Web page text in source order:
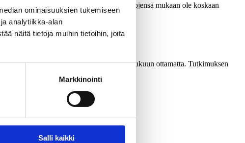
ominaisuuksien tukemiseen
analytiikka-alan
näitä tietoja muihin tietoihin, joita
Markkinointi
Salli kaikki
kiusatuksi. Niistä, jotka eivät omien sanojensa mukaan ole koskaan
täyttänyttä väestöä Ahvenanmaata lukuun ottamatta. Tutkimuksen